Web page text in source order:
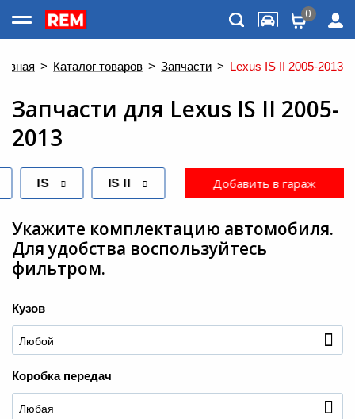
Каталог товаров
Меню
0
> Каталог товаров > Запчасти > Lexus IS II 2005-2013
Запчасти для Lexus IS II 2005-
2013
IS IS II Добавить в гараж
Укажите комплектацию автомобиля.
Для удобства воспользуйтесь
фильтром.
Кузов
Коробка передач